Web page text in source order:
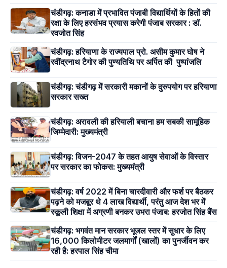
चंडीगढ़: कनाडा में प्रभावित पंजाबी विद्यार्थियों के हितों की
रक्षा के लिए हरसंभव प्रयास करेगी पंजाब सरकार : डॉ.
रवजोत सिंह
चंडीगढ़: हरियाणा के राज्यपाल प्रो. असीम कुमार घोष ने
रवींद्रनाथ टैगोर की पुण्यतिथि पर अर्पित की पुष्पांजलि
चंडीगढ़: चंडीगढ़ में सरकारी मकानों के दुरुपयोग पर हरियाणा
सरकार सख्त
चंडीगढ़: अरावली की हरियाली बचाना हम सबकी सामूहिक
जिम्मेदारी: मुख्यमंत्री
चंडीगढ़: विजन-2047 के तहत आयुष सेवाओं के विस्तार
पर सरकार का फोकस: मुख्यमंत्री
चंडीगढ़: वर्ष 2022 में बिना चारदीवारी और फर्श पर बैठकर
पढ़ने को मजबूर थे 4 लाख विद्यार्थी, परंतु आज देश भर में
स्कूली शिक्षा में अग्रणी बनकर उभरा पंजाब: हरजोत सिंह बैंस
चंडीगढ़: भगवंत मान सरकार भूजल स्तर में सुधार के लिए
16,000 किलोमीटर जलमार्गों (खालों) का पुनर्जीवन कर
रही है: हरपाल सिंह चीमा